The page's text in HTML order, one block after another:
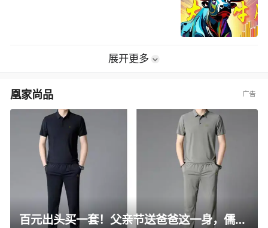
展开更多
凰家尚品
百元出头买一套！父亲节送爸爸这一身，儒雅有型还凉爽